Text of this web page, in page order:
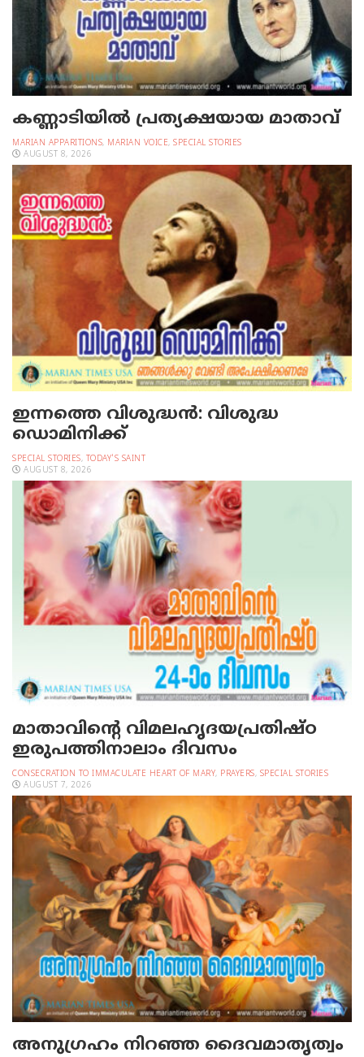
കണ്ണാടിയില്‍ പ്രത്യക്ഷയായ മാതാവ്
MARIAN APPARITIONS, MARIAN VOICE, SPECIAL STORIES
AUGUST 8, 2026
ഇന്നത്തെ വിശുദ്ധന്‍: വിശുദ്ധ
ഡൊമിനിക്ക്
SPECIAL STORIES, TODAY'S SAINT
AUGUST 8, 2026
മാതാവിന്റെ വിമലഹൃദയപ്രതിഷ്ഠ
ഇരുപത്തിനാലാം ദിവസം
CONSECRATION TO IMMACULATE HEART OF MARY, PRAYERS, SPECIAL STORIES
AUGUST 7, 2026
അനുഗ്രഹം നിറഞ്ഞ ദൈവമാതൃത്വം